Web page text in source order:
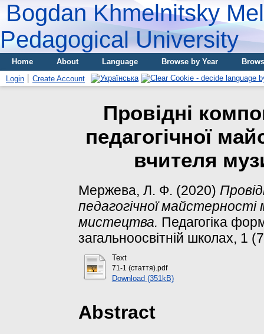
Bogdan Khmelnitsky
Pedagogical University
Home About Language Browse by Year
Login
Create Account
Провідні
педагогічної
вчителя
Мержева, Л. Ф. (2020)
педагогічної
мистецтва. Педагогіка
загальноосвітній школах, 1
Text
71-1 (стаття).pdf
Download (351kB)
Abstract